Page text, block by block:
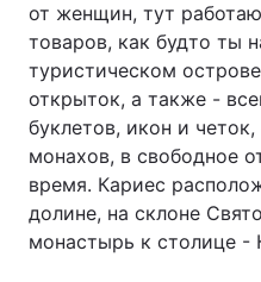
от женщин, тут
товаров, как будто ты
туристическом
открыток, а также -
буклетов, икон и
монахов, в свободное
время. Кариес
долине, на склоне
монастырь к столице -